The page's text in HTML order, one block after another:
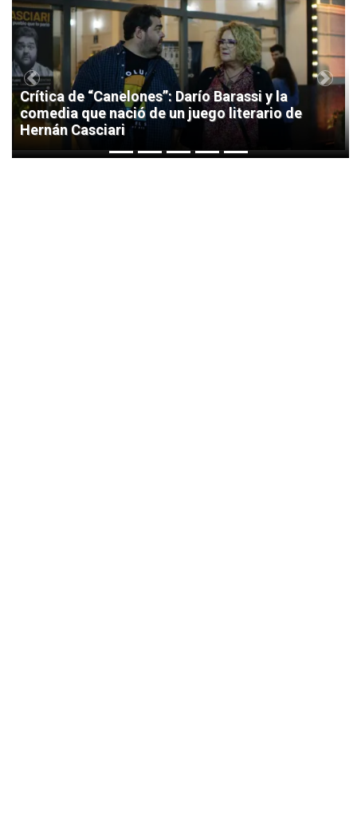
1
Crítica de “Canelones”: Darío Barassi y la
comedia que nació de un juego literario de
Hernán Casciari
Previous Next